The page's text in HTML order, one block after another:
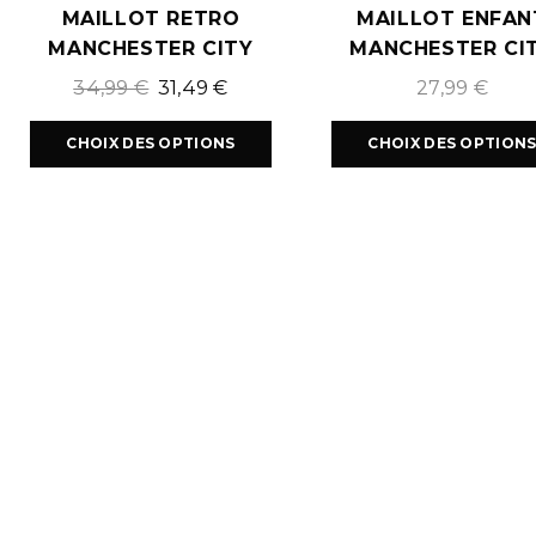
MAILLOT RETRO
MANCHESTER CITY
DOMICILE 2011/2012
34,99€ 31,49€
CHOIX DES OPTIONS
MAILLOT
MANCHESTER
FOURTH 2025/
27,99 €
CHOIX DES OPTIONS